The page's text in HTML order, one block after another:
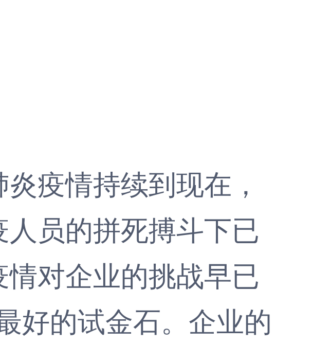
炎疫情持续到现在，
员的拼死搏斗下已
对企业的挑战早已
好的试金石。企业的